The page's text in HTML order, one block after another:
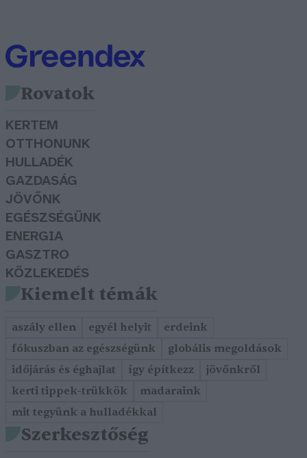
Rovatok
KERTEM
OTTHONUNK
HULLADÉK
GAZDASÁG
JÖVŐNK
EGÉSZSÉGÜNK
ENERGIA
GASZTRO
KÖZLEKEDÉS
Kiemelt témák
aszály ellen egyél helyit
erdeink
fókuszban az egészségünk
globális megoldások
időjárás és éghajlat
így építkezz
jövőnkről
kerti tippek-trükkök
madaraink
mit tegyünk a hulladékkal
Szerkesztőség